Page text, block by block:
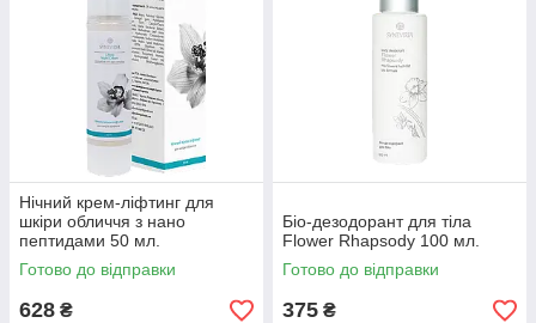
Нічний крем-ліфтинг для
шкіри обличчя з нано
пептидами 50 мл.
Готово до відправки
628 ₴
Біо-дезодорант для тіла
Flower Rhapsody 100 мл.
Готово до відправки
375 ₴